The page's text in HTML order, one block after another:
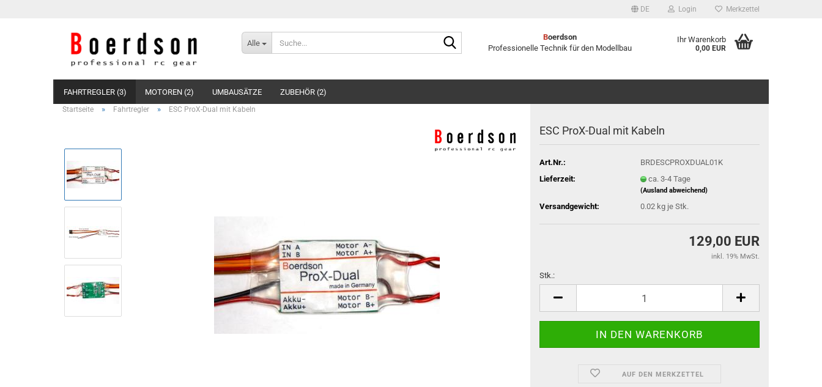
DE Login Merkzettel
Alle
Boerdson
Professionelle Technik für den Modellbau
Ihr Warenkorb
0,00 EUR
FAHRTREGLER (3) MOTOREN (2) UMBAUSÄTZE ZUBEHÖR (2)
Startseite » Fahrtregler » ESC ProX-Dual mit Kabeln
ESC ProX-Dual mit Kabeln
Art.Nr.:
BRDESCPROXDUAL01K
Lieferzeit:
ca. 3-4 Tage
(Ausland abweichend)
Versandgewicht: 0.02 kg je Stk.
129,00 EUR
inkl. 19% MwSt.
Stk.:
AUF DEN MERKZETTEL